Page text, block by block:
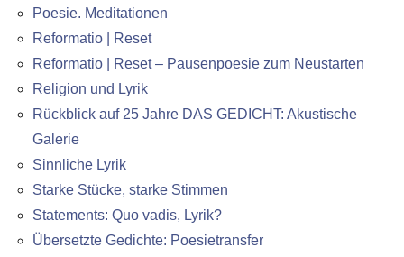
Poesie. Meditationen
Reformatio | Reset
Reformatio | Reset – Pausenpoesie zum Neustarten
Religion und Lyrik
Rückblick auf 25 Jahre DAS GEDICHT: Akustische
Galerie
Sinnliche Lyrik
Starke Stücke, starke Stimmen
Statements: Quo vadis, Lyrik?
Übersetzte Gedichte: Poesietransfer